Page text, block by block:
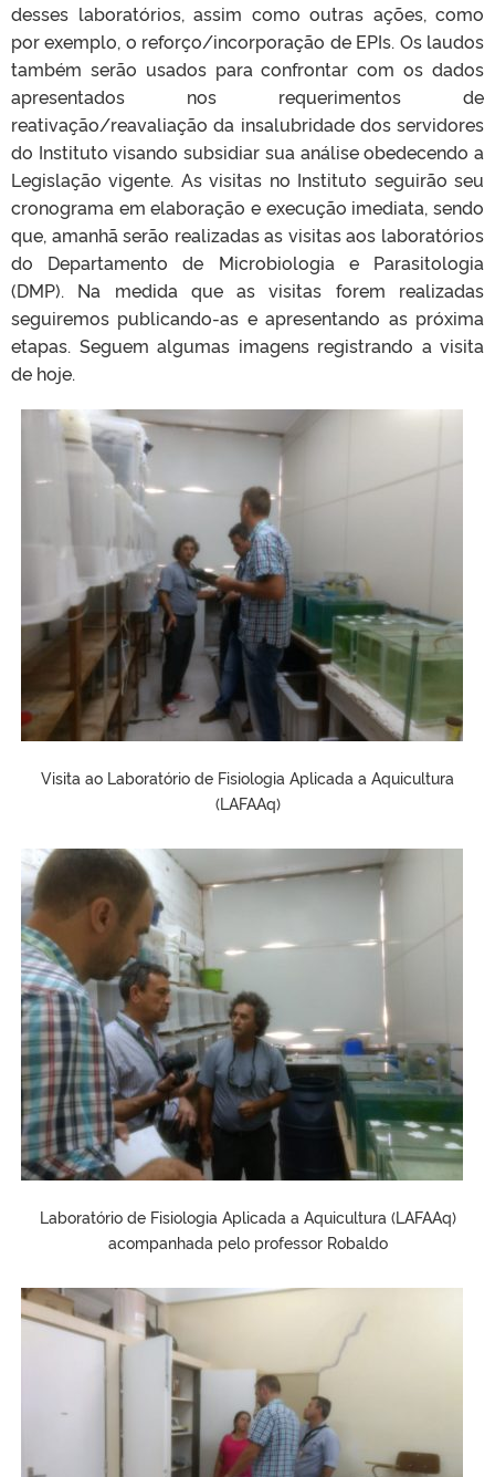
desses laboratórios, assim como outras ações, como
por exemplo, o reforço/incorporação de EPIs. Os laudos
também serão usados para confrontar com os dados
apresentados nos requerimentos de
reativação/reavaliação da insalubridade dos servidores
do Instituto visando subsidiar sua análise obedecendo a
Legislação vigente. As visitas no Instituto seguirão seu
cronograma em elaboração e execução imediata, sendo
que, amanhã serão realizadas as visitas aos laboratórios
do Departamento de Microbiologia e Parasitologia
(DMP). Na medida que as visitas forem realizadas
seguiremos publicando-as e apresentando as próxima
etapas. Seguem algumas imagens registrando a visita
de hoje.
Visita ao Laboratório de Fisiologia Aplicada a Aquicultura
(LAFAAq)
Laboratório de Fisiologia Aplicada a Aquicultura (LAFAAq)
acompanhada pelo professor Robaldo